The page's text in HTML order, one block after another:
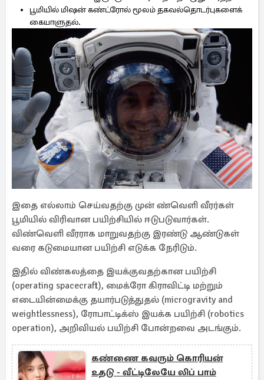
பூமியில் மிஷன் கண்ட்ரோல் மூலம் தகவல்தொடர்புகளைக்
கையாளுதல்.
இதை எல்லாம் செய்வதற்கு முன் ண்வெளி வீரர்கள்
பூமியில் விரிவான பயிற்சியில் ஈடுபடுவார்கள்.
விண்வெளி வீரராக மாறுவதற்கு இரண்டு ஆண்டுகள்
வரை கடுமையான பயிற்சி எடுக்க நேரிடும்.
இதில் விண்கலத்தை இயக்குவதற்கான பயிற்சி
(operating spacecraft), மைக்ரோ கிராவிட்டி மற்றும்
எடையின்மைக்கு தயார்படுத்துதல் (microgravity and
weightlessness), ரோபாட்டிக்ஸ் இயக்க பயிற்சி (robotics
operation), அறிவியல் பயிற்சி போன்றவை அடங்கும்.
கண்ணை கவரும் கொரியன்
உதடு - வீட்டிலேயே லிப் பாம்